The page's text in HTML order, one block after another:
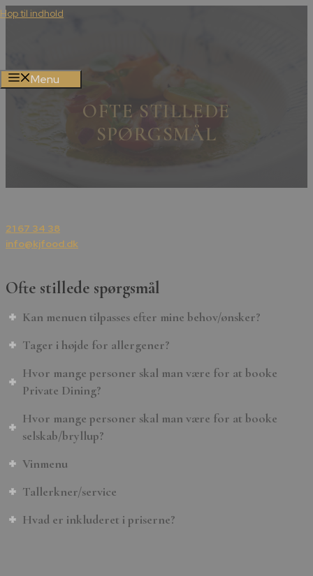
Hop til indhold
Menu
OFTE STILLEDE
SPØRGSMÅL
21 67 34 38
info@kjfood.dk
Ofte stillede spørgsmål
Kan menuen tilpasses efter mine behov/ønsker?
Tager i højde for allergener?
Hvor mange personer skal man være for at booke
Private Dining?
Hvor mange personer skal man være for at booke
selskab/bryllup?
Vinmenu
Tallerkner/service
Hvad er inkluderet i priserne?